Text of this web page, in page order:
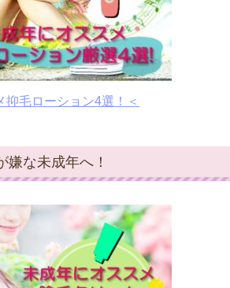
抑毛ローション4選！＜
嫌な未成年へ！